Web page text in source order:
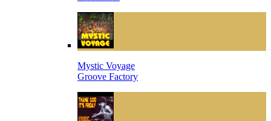
Mystic Voyage
Groove Factory